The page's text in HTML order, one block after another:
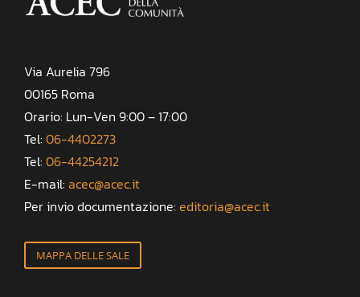
Via Aurelia 796
00165 Roma
Orario: Lun-Ven 9:00 – 17:00
Tel: 06-4402273
Tel: 06-44254212
E-mail: acec@acec.it
Per invio documentazione: editoria@acec.it
MAPPA DELLE SALE